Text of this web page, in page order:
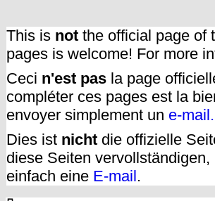
This is not the official page of
pages is welcome! For more
Ceci n'est pas la page
compléter ces pages est la
envoyer simplement un e-mail.
Dies ist nicht die offizielle
diese Seiten
einfach eine E-mail .